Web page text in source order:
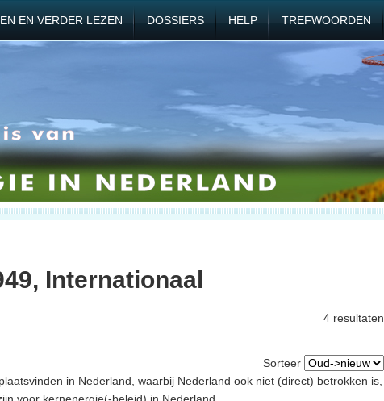
EN VERDER LEZEN DOSSIERS HELP TREFWOORDEN
Internationaal
4 resultaten
Sorteer
in Nederland, waarbij Nederland ook niet (direct) betrokken is,
voor kernenergie(-beleid) in Nederland